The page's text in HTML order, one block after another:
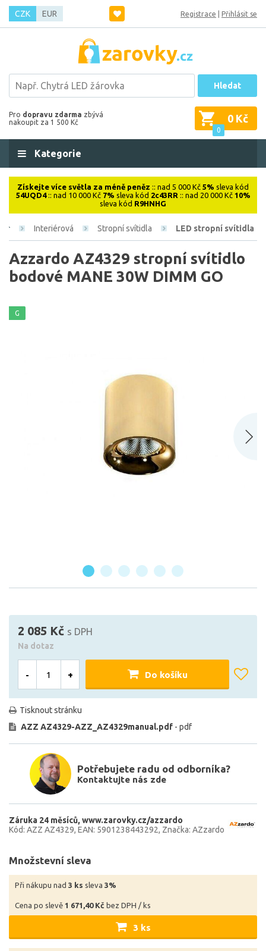
CZK EUR Registrace Přihlásit se
Hledat
Pro dopravu zdarma zbývá
nakoupit za 1 500 Kč
0
0 Kč
Kategorie
Získejte více světla za méně peněz :: nad 5 000 Kč 5% sleva kód
54UQD4:: nad 10 000 Kč 7% sleva kód 2c43RR :: nad 20 000 Kč 10%
sleva kód R9HNHG
Interiérová Stropní svítidla LED stropní svítidla
Azzardo AZ4329 stropní svítidlo
bodové MANE 30W DIMM GO
G
2 085 Kč s DPH
Na dotaz
- + Do košíku
Tisknout stránku
AZZ AZ4329-AZZ_AZ4329manual.pdf - pdf
Potřebujete radu od odborníka?
Kontaktujte nás zde
Záruka 24 měsíců www.zarovky.cz/azzardo
Kód: AZZ AZ4329 EAN: 5901238443292 Značka: AZzardo
Množstevní sleva
Při nákupu nad 3 ks sleva 3%
Cena po slevě 1 671,40 Kč bez DPH / ks
3 ks